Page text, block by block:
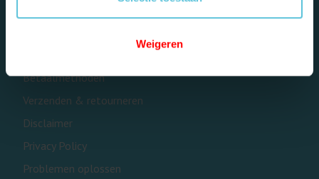
Weigeren
Contact- en reparatieformulier
Betaalmethoden
Verzenden & retourneren
Disclaimer
Privacy Policy
Problemen oplossen